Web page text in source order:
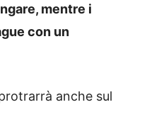
mentre i
con un
anche sul